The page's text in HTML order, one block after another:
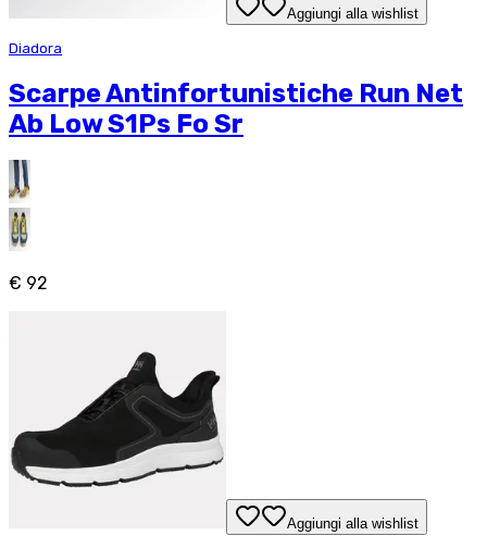
Aggiungi alla wishlist
Diadora
Scarpe Antinfortunistiche Run Net
Ab Low S1Ps Fo Sr
€ 92
Aggiungi alla wishlist